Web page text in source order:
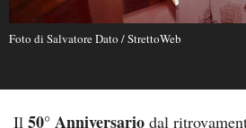
Foto di Salvatore Dato / StrettoWeb
Il 50° Anniversario dal